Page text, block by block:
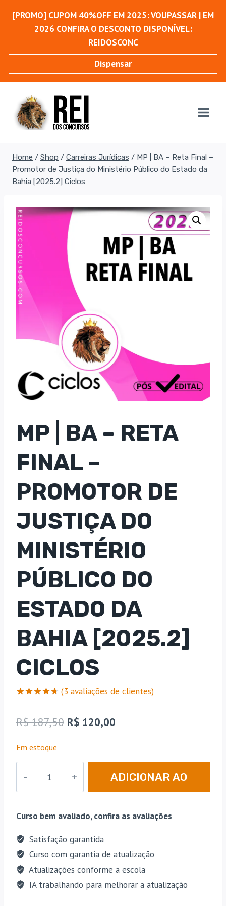
para[PROMO] CUPOM 40%OFF EM 2025: VOUPASSAR | EM
2026 CONFIRA O DESCONTO DISPONÍVEL:
REIDOSCONC
Dispensar
Home / Shop / Carreiras Jurídicas / MP | BA – Reta Final –
Promotor de Justiça do Ministério Público do Estado da
Bahia [2025.2] Ciclos
MP | BA – RETA
FINAL –
PROMOTOR DE
JUSTIÇA DO
MINISTÉRIO
PÚBLICO DO
ESTADO DA
BAHIA [2025.2]
CICLOS
de 5, com
baseado
avaliações
clientes
(3 avaliações de clientes)
R$187,50 O
era:
R$ 187,50.
R$ 120,00
é:
R$ 120,00.
Em estoque
BA
Final
-
Promotor
de
Justiça
ADICIONAR AO
Curso bem avaliado, confira as avaliações
Satisfação garantida
Curso com garantia de atualização
Atualizações conforme a escola
IA trabalhando para melhorar a atualização